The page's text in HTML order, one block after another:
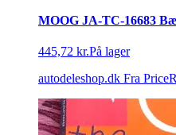
MOOG JA-TC-16683
445,72 kr.På lager
autodeleshop.dk Fra